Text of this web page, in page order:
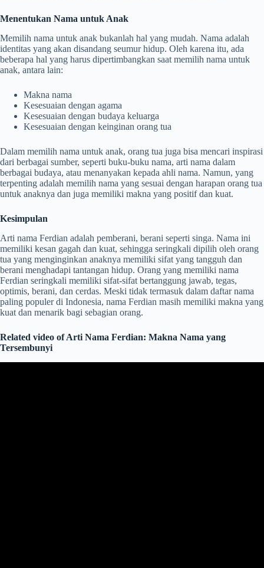
Menentukan Nama untuk Anak
Memilih nama untuk anak bukanlah hal yang mudah. Nama adalah
identitas yang akan disandang seumur hidup. Oleh karena itu, ada
beberapa hal yang harus dipertimbangkan saat memilih nama untuk
anak, antara lain:
Makna nama
Kesesuaian dengan agama
Kesesuaian dengan budaya keluarga
Kesesuaian dengan keinginan orang tua
Dalam memilih nama untuk anak, orang tua juga bisa mencari inspirasi
dari berbagai sumber, seperti buku-buku nama, arti nama dalam
berbagai budaya, atau menanyakan kepada ahli nama. Namun, yang
terpenting adalah memilih nama yang sesuai dengan harapan orang tua
untuk anaknya dan juga memiliki makna yang positif dan kuat.
Kesimpulan
Arti nama Ferdian adalah pemberani, berani seperti singa. Nama ini
memiliki kesan gagah dan kuat, sehingga seringkali dipilih oleh orang
tua yang menginginkan anaknya memiliki sifat yang tangguh dan
berani menghadapi tantangan hidup. Orang yang memiliki nama
Ferdian seringkali memiliki sifat-sifat bertanggung jawab, tegas,
optimis, berani, dan cerdas. Meski tidak termasuk dalam daftar nama
paling populer di Indonesia, nama Ferdian masih memiliki makna yang
kuat dan menarik bagi sebagian orang.
Related video of Arti Nama Ferdian: Makna Nama yang
Tersembunyi